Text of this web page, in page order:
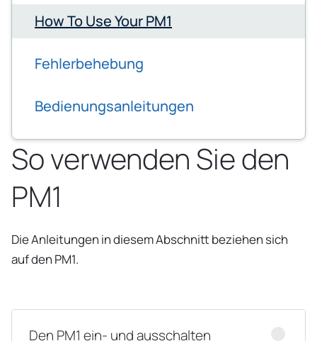
How To Use Your PM1
Fehlerbehebung
Bedienungsanleitungen
So verwenden Sie den
PM1
Die Anleitungen in diesem Abschnitt beziehen sich
auf den PM1.
Den PM1 ein- und ausschalten